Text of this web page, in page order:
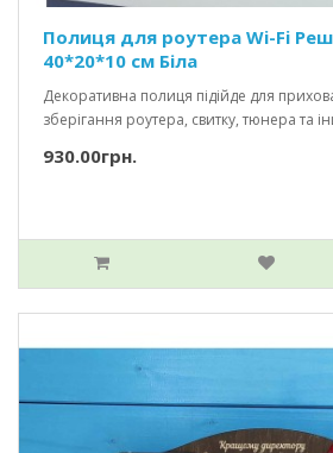
Полиця для роутера Wi-Fi
40*20*10 см Біла
Декоративна полиця підійде для
зберігання роутера, свитку, тюнера та
930.00грн.